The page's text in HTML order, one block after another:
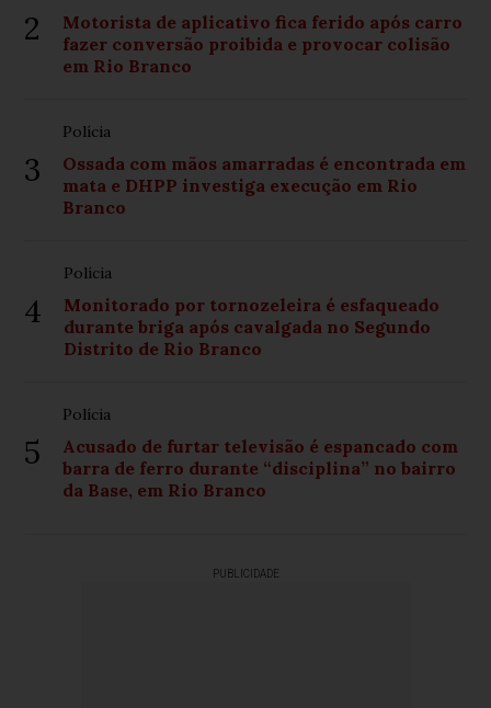
2
Motorista de aplicativo fica ferido após carro
fazer conversão proibida e provocar colisão
em Rio Branco
3
Polícia
Ossada com mãos amarradas é encontrada em
mata e DHPP investiga execução em Rio
Branco
4
Polícia
Monitorado por tornozeleira é esfaqueado
durante briga após cavalgada no Segundo
Distrito de Rio Branco
5
Polícia
Acusado de furtar televisão é espancado com
barra de ferro durante “disciplina” no bairro
da Base, em Rio Branco
PUBLICIDADE